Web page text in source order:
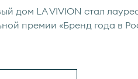
дом LA VIVION стал
премии «Бренд года в